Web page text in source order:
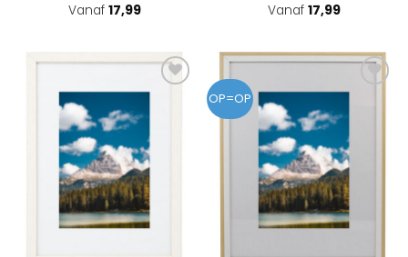
Vanaf 17,99
Gewaardeerd
Vanaf 17,99
Toevoegen
wenslijst
OP=OP
Toevoegen
wenslijst